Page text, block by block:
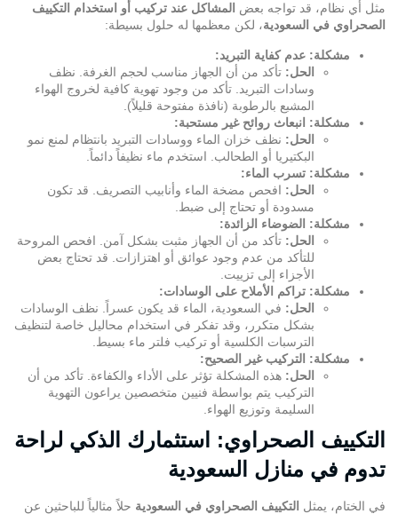
مثل أي نظام، قد تواجه بعض المشاكل عند تركيب أو استخدام التكييف
الصحراوي في السعودية، لكن معظمها له حلول بسيطة:
مشكلة: عدم كفاية التبريد:
الحل: تأكد من أن الجهاز مناسب لحجم الغرفة. نظف
وسادات التبريد. تأكد من وجود تهوية كافية لخروج الهواء
المشبع بالرطوبة (نافذة مفتوحة قليلاً).
مشكلة: انبعاث روائح غير مستحبة:
الحل: نظف خزان الماء ووسادات التبريد بانتظام لمنع نمو
البكتيريا أو الطحالب. استخدم ماء نظيفاً دائماً.
مشكلة: تسرب الماء:
الحل: افحص مضخة الماء وأنابيب التصريف. قد تكون
مسدودة أو تحتاج إلى ضبط.
مشكلة: الضوضاء الزائدة:
الحل: تأكد من أن الجهاز مثبت بشكل آمن. افحص المروحة
للتأكد من عدم وجود عوائق أو اهتزازات. قد تحتاج بعض
الأجزاء إلى تزييت.
مشكلة: تراكم الأملاح على الوسادات:
الحل: في السعودية، الماء قد يكون عسراً. نظف الوسادات
بشكل متكرر، وقد تفكر في استخدام محاليل خاصة لتنظيف
الترسبات الكلسية أو تركيب فلتر ماء بسيط.
مشكلة: التركيب غير الصحيح:
الحل: هذه المشكلة تؤثر على الأداء والكفاءة. تأكد من أن
التركيب يتم بواسطة فنيين متخصصين يراعون التهوية
السليمة وتوزيع الهواء.
التكييف الصحراوي: استثمارك الذكي لراحة
تدوم في منازل السعودية
في الختام، يمثل التكييف الصحراوي في السعودية حلاً مثالياً للباحثين عن